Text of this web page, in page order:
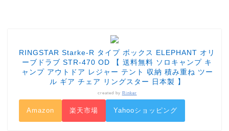
RINGSTAR Starke-R タイプ ボックス ELEPHANT オリ
ーブドラブ STR-470 OD 【 送料無料 ソロキャンプ キ
ャンプ アウトドア レジャー テント 収納 積み重ね ツー
ル ギア チェア リングスター 日本製 】
created by Rinker
Amazon 楽天市場 Yahooショッピング